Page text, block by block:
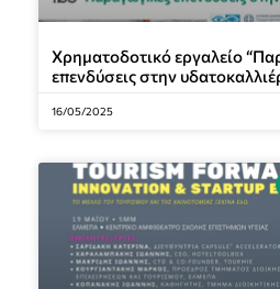
Χρηματοδοτικό εργαλείο
επενδύσεις στην
16/05/2025